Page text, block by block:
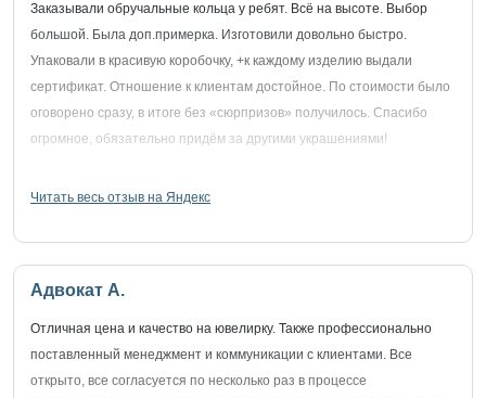
Заказывали обручальные кольца у ребят. Всё на высоте. Выбор
большой. Была доп.примерка. Изготовили довольно быстро.
Упаковали в красивую коробочку, +к каждому изделию выдали
сертификат. Отношение к клиентам достойное. По стоимости было
оговорено сразу, в итоге без «сюрпризов» получилось. Спасибо
огромное, обязательно придём за другими украшениями!
Читать весь отзыв на Яндекс
Адвокат А.
Отличная цена и качество на ювелирку. Также профессионально
поставленный менеджмент и коммуникации с клиентами. Все
открыто, все согласуется по несколько раз в процессе